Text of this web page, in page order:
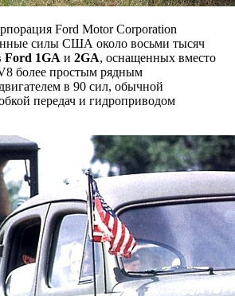
Ford Motor Corporation
силы США около восьми тысяч
Ford 1GA и 2GA, оснащенных вместо
более простым рядным
в 90 сил, обычной
передач и гидроприводом